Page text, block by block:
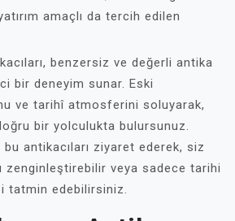
amaçlı da tercih edilen
benzersiz ve değerli antika
bir deneyim sunar. Eski
ve tarihî atmosferini soluyarak,
bir yolculukta bulursunuz.
antikacıları ziyaret ederek, siz
zenginleştirebilir veya sadece tarihi
tatmin edebilirsiniz.